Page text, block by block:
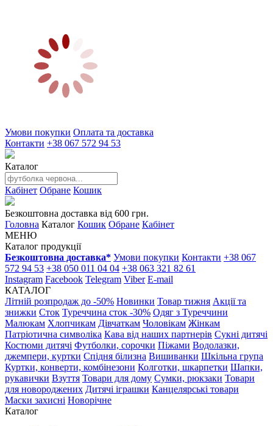
Умови покупки Оплата та доставка
Контакти +38 067 572 94 53
Каталог
Кабінет Обране Кошик
Безкоштовна доставка від 600 грн.
Головна Каталог Кошик Обране Кабінет
МЕНЮ
Каталог продукції
Безкоштовна доставка* Умови покупки Контакти +38 067
572 94 53 +38 050 011 04 04 +38 063 321 82 61
Instagram Facebook Telegram Viber E-mail
КАТАЛОГ
Літній розпродаж до -50% Новинки Товар тижня Акції та
знижки Сток Туреччина сток -30% Одяг з Туреччини
Малюкам Хлопчикам Дівчаткам Чоловікам Жінкам
Патріотична символіка Кава від наших партнерів Сукні дитячі
Костюми дитячі Футболки, сорочки Піжами Водолазки,
джемпери, куртки Спідня білизна Вишиванки Шкільна група
Куртки, конверти, комбінезони Колготки, шкарпетки Шапки,
рукавички Взуття Товари для дому Сумки, рюкзаки Товари
для новороджених Дитячі іграшки Канцелярські товари
Маски захисні Новорічне
Каталог